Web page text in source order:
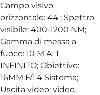
Campo visivo
orizzontale: 44 ; Spettro
visibile: 400-1200 NM;
Gamma di messa a
fuoco: 10 M ALL
INFINITO; Obiettivo:
16MM F/1.4 Sistema;
Uscita video: video